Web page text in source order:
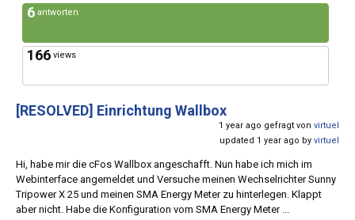
6 antworten
166 views
[RESOLVED] Einrichtung Wallbox
1 year ago gefragt von virtuel
updated 1 year ago by virtuel
Hi, habe mir die cFos Wallbox angeschafft. Nun habe ich mich im
Webinterface angemeldet und Versuche meinen Wechselrichter Sunny
Tripower X 25 und meinen SMA Energy Meter zu hinterlegen. Klappt
aber nicht. Habe die Konfiguration vom SMA Energy Meter ...